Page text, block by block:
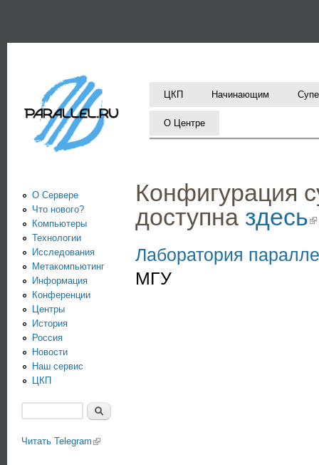
Информационно-
аналитический
центр по
параллельным
вычислениям
ЦКП Начинающим
О Центре
Конфигурация
доступна здесь
Лаборатория
МГУ
О Сервере
Что нового?
Компьютеры
Технологии
Исследования
Метакомпьютинг
Информация
Конференции
Центры
История
Россия
Новости
Наш сервис
ЦКП
Читать Telegram (link is external)